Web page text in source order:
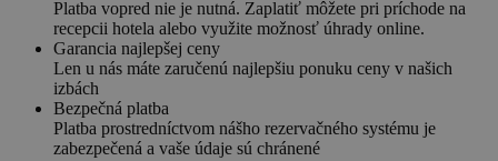
Platba vopred nie je nutná. Zaplatiť môžete pri príchode na
recepcii hotela alebo využite možnosť úhrady online.
Garancia najlepšej ceny
Len u nás máte zaručenú najlepšiu ponuku ceny v našich
izbách
Bezpečná platba
Platba prostredníctvom nášho rezervačného systému je
zabezpečená a vaše údaje sú chránené